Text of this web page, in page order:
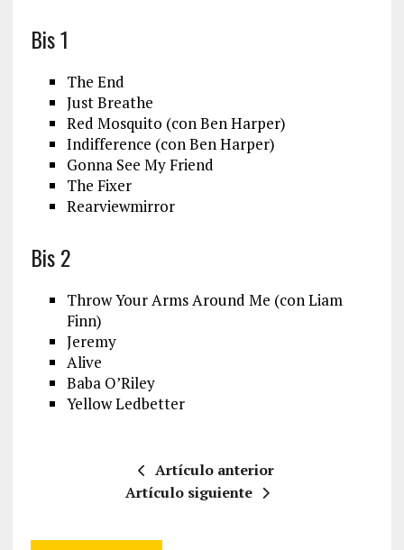
Bis 1
The End
Just Breathe
Red Mosquito (con Ben Harper)
Indifference (con Ben Harper)
Gonna See My Friend
The Fixer
Rearviewmirror
Bis 2
Throw Your Arms Around Me (con Liam
Finn)
Jeremy
Alive
Baba O’Riley
Yellow Ledbetter
Artículo anterior
Artículo siguiente